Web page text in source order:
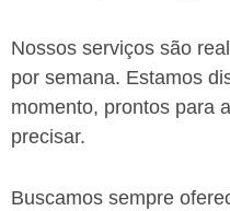
Nossos serviços são
por semana. Estamos
momento, prontos para
precisar.
Buscamos sempre